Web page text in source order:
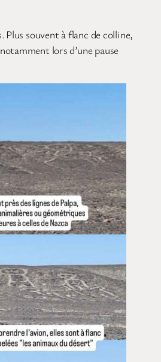
souvent à flanc de colline,
lors d’une pause